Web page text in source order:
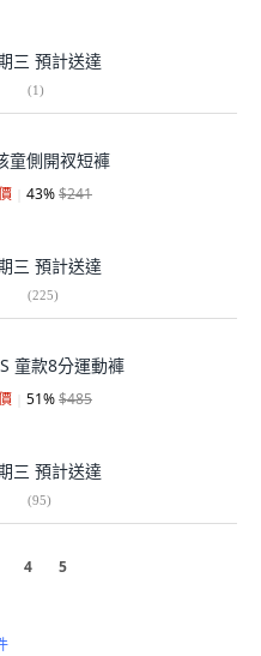
三 預計送達
(1)
童側開衩短褲
43%$241
三 預計送達
(225)
童款8分運動褲
51%$485
三 預計送達
(95)
4 5